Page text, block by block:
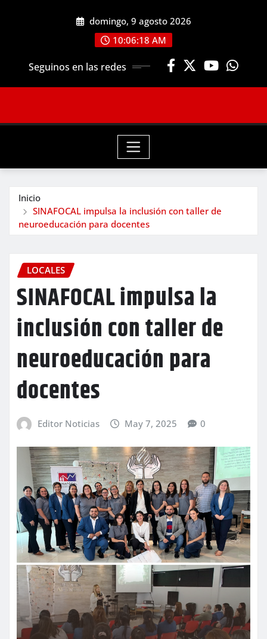
domingo, 9 agosto 2026
10:06:19 AM
Seguinos en las redes
Inicio
SINAFOCAL impulsa la inclusión con taller de
neuroeducación para docentes
LOCALES
SINAFOCAL impulsa la
inclusión con taller de
neuroeducación para
docentes
Editor Noticias May 7, 2025 0